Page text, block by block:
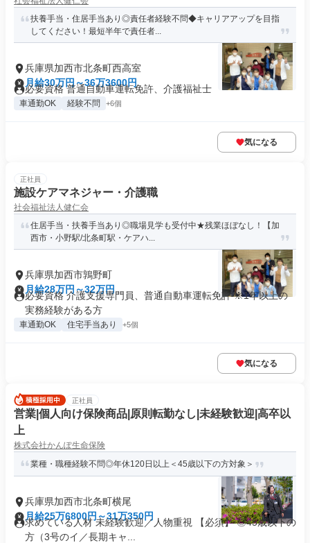
扶養手当・住居手当あり◎責任者経験不問◆キャリアアップを目指
してください！最短半年で責任者...
兵庫県加西市北条町西高室
月給30万円～36万3600円
必要資格 普通自動車運転免許、介護福祉士
車通勤OK 経験不問 +6個
気になる
正社員
施設ケアマネジャー・介護職
社会福祉法人健仁会
住居手当・扶養手当あり◎職場見学も受付中★残業ほぼなし！【加
西市・小野駅/北条町駅・ケアハ...
兵庫県加西市鶉野町
月給28万円～32万円
必要資格 介護支援専門員、普通自動車運転免許 ※1年以上の
実務経験がある方
車通勤OK 住宅手当あり +5個
気になる
正社員
営業|個人向け保険商品|原則転勤なし|未経験歓迎|高卒以
上
株式会社かんぽ生命保険
業種・職種経験不問◎年休120日以上＜45歳以下の方対象＞
兵庫県加西市北条町横尾
月給25万6800円～31万350円
求めている人材 未経験歓迎／人物重視 【必須】 ◎45歳以下の
方（3号のイ／長期キャ...